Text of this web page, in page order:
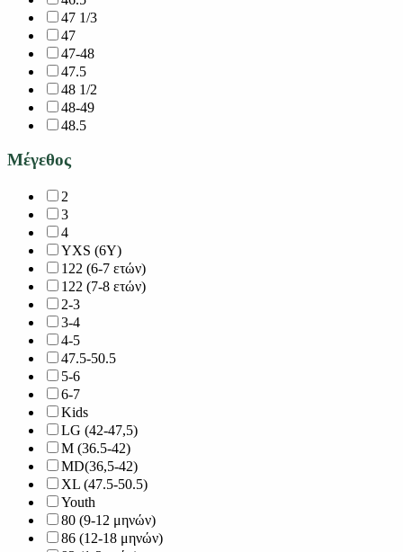
47 1/3
47
47-48
47.5
48 1/2
48-49
48.5
Μέγεθος
2
3
4
YXS (6Y)
122 (6-7 ετών)
122 (7-8 ετών)
2-3
3-4
4-5
47.5-50.5
5-6
6-7
Kids
LG (42-47,5)
M (36.5-42)
MD(36,5-42)
XL (47.5-50.5)
Youth
80 (9-12 μηνών)
86 (12-18 μηνών)